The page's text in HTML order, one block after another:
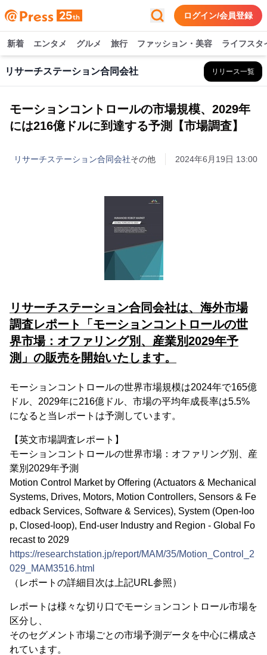
ログイン/会員登録
新着 エンタメ グルメ 旅行 ファッション・美容 ライフスタ
リサーチステーション合同会社 リリース一覧
モーションコントロールの市場規模、2029年
には216億ドルに到達する予測【市場調査】
リサーチステーション合同会社その他 2024年6月19日 13:00
リサーチステーション合同会社は、海外市場
調査レポート「モーションコントロールの世
界市場：オファリング別、産業別2029年予
測」の販売を開始いたします。
モーションコントロールの世界市場規模は2024年で165億
ドル、2029年に216億ドル、市場の平均年成長率は5.5%
になると当レポートは予測しています。
【英文市場調査レポート】
モーションコントロールの世界市場：オファリング別、産
業別2029年予測
Motion Control Market by Offering (Actuators & Mechanical
Systems, Drives, Motors, Motion Controllers, Sensors & Fe
edback Services, Software & Services), System (Open-loo
p, Closed-loop), End-user Industry and Region - Global Fo
recast to 2029
https://researchstation.jp/report/MAM/35/Motion_Control_2
029_MAM3516.html
（レポートの詳細目次は上記URL参照）
レポートは様々な切り口でモーションコントロール市場を
区分し、
そのセグメント市場ごとの市場予測データを中心に構成さ
れています。